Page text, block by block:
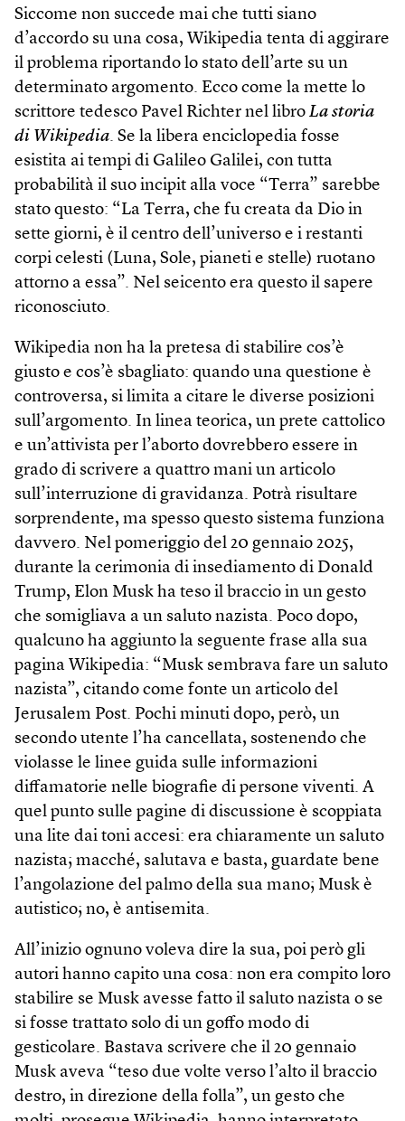
Siccome non succede mai che tutti siano
d’accordo su una cosa, Wikipedia tenta di aggirare
il problema riportando lo stato dell’arte su un
determinato argomento. Ecco come la mette lo
scrittore tedesco Pavel Richter nel libro La storia
di Wikipedia. Se la libera enciclopedia fosse
esistita ai tempi di Galileo Galilei, con tutta
probabilità il suo incipit alla voce “Terra” sarebbe
stato questo: “La Terra, che fu creata da Dio in
sette giorni, è il centro dell’universo e i restanti
corpi celesti (Luna, Sole, pianeti e stelle) ruotano
attorno a essa”. Nel seicento era questo il sapere
riconosciuto.
Wikipedia non ha la pretesa di stabilire cos’è
giusto e cos’è sbagliato: quando una questione è
controversa, si limita a citare le diverse posizioni
sull’argomento. In linea teorica, un prete cattolico
e un’attivista per l’aborto dovrebbero essere in
grado di scrivere a quattro mani un articolo
sull’interruzione di gravidanza. Potrà risultare
sorprendente, ma spesso questo sistema funziona
davvero. Nel pomeriggio del 20 gennaio 2025,
durante la cerimonia di insediamento di Donald
Trump, Elon Musk ha teso il braccio in un gesto
che somigliava a un saluto nazista. Poco dopo,
qualcuno ha aggiunto la seguente frase alla sua
pagina Wikipedia: “Musk sembrava fare un saluto
nazista”, citando come fonte un articolo del
Jerusalem Post. Pochi minuti dopo, però, un
secondo utente l’ha cancellata, sostenendo che
violasse le linee guida sulle informazioni
diffamatorie nelle biografie di persone viventi. A
quel punto sulle pagine di discussione è scoppiata
una lite dai toni accesi: era chiaramente un saluto
nazista; macché, salutava e basta, guardate bene
l’angolazione del palmo della sua mano; Musk è
autistico; no, è antisemita.
All’inizio ognuno voleva dire la sua, poi però gli
autori hanno capito una cosa: non era compito loro
stabilire se Musk avesse fatto il saluto nazista o se
si fosse trattato solo di un goffo modo di
gesticolare. Bastava scrivere che il 20 gennaio
Musk aveva “teso due volte verso l’alto il braccio
destro, in direzione della folla”, un gesto che